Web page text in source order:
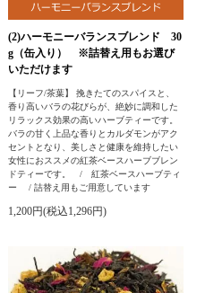
(2)ハーモニーバランスブレンド 30
g（缶入り） ※詰替え用もお選び
いただけます
【リーフ/茶葉】 挽きたてのスパイスと、
香り高いバラの花びらが、絶妙に調和した
リラックス効果の高いハーブティーです。
バラの甘く上品な香りとカルダモンがアク
セントとなり、美しさと健康を維持したい
女性におススメの紅茶ベースハーブブレン
ドティーです。 / 紅茶ベースハーブティ
ー / 詰替え用もご用意しています
1,200円(税込1,296円)